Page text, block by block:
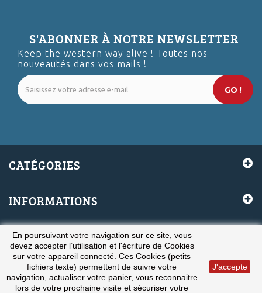
S'ABONNER À NOTRE NEWSLETTER
Keep the western way alive ! Toutes nos
nouveautés dans vos mails !
GO !
CATÉGORIES
INFORMATIONS
MON COMPTE
INFORMATIONS SUR VOTRE BOUTIQUE
En poursuivant votre navigation sur ce site, vous
devez accepter l’utilisation et l'écriture de Cookies
sur votre appareil connecté. Ces Cookies (petits
fichiers texte) permettent de suivre votre
navigation, actualiser votre panier, vous reconnaitre
lors de votre prochaine visite et sécuriser votre
J'accepte